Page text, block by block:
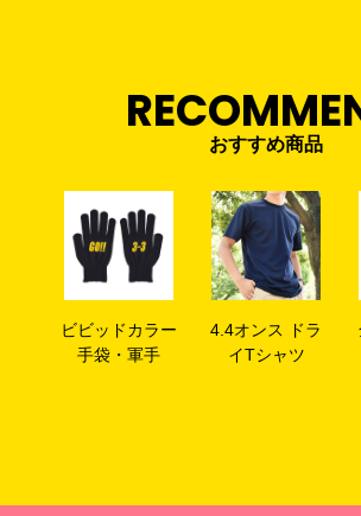
おすすめ商品
ビビッドカラー
手袋・軍手
4.4オンス ドラ
イTシャツ